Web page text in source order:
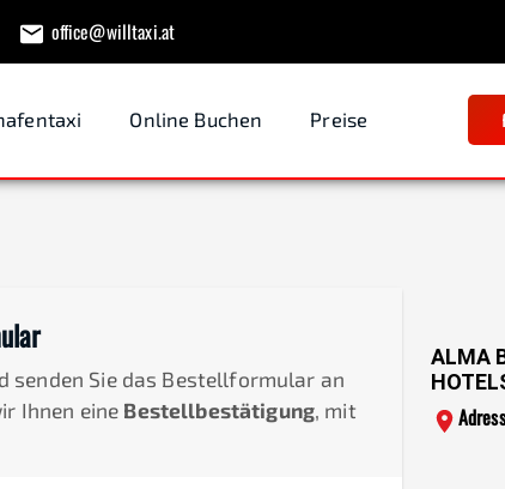
office@willtaxi.at
Online Buchen Preise
senden Sie das Bestellformular an
Ihnen eine Bestellbestätigung, mit
ALMA